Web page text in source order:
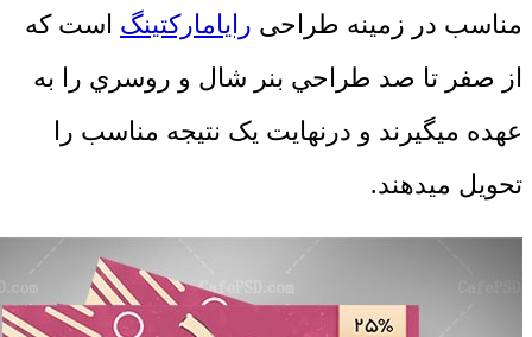
مناسب در زمینه طراحی رایامارکتینگ است که
از صفر تا صد طراحي بنر شال و روسري را به
عهده میگیرند و درنهایت یک نتیجه مناسب را
تحویل میدهند.